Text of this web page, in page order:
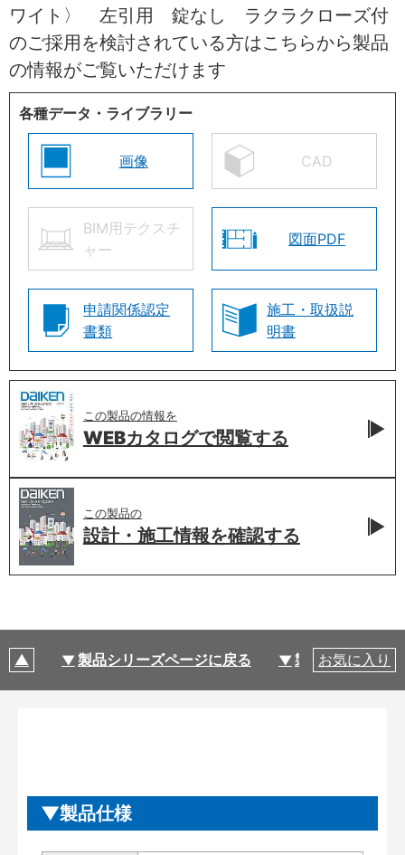
ワイト〉 左引用 錠なし ラクラクローズ付
のご採用を検討されている方はこちらから製品
の情報がご覧いただけます
各種データ・ライブラリー
画像 CAD
BIM用テクスチ
ャー
図面PDF
申請関係認定
書類
施工・取扱説
明書
この製品の情報を
WEBカタログで閲覧する
この製品の
設計・施工情報を確認する
製品シリーズページに戻る 製品仕様
お気に入り
製品仕様